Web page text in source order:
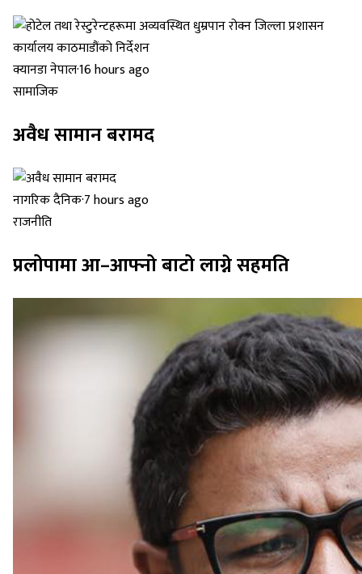
क्यानडा नेपाल·16 hours ago
सामाजिक
अवैध सामान बरामद
नागरिक दैनिक·7 hours ago
राजनीति
प्रलोपामा आ–आफ्नो बाटो लाग्ने सहमति